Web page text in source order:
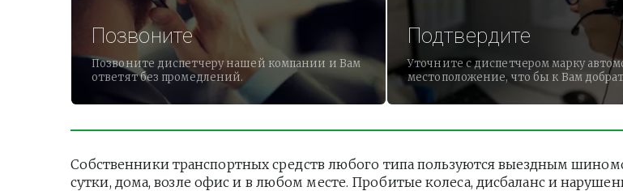
Позвоните
Позвоните диспетчеру нашей компании и Вам
ответят без промедлений.
Подтвердите
Уточните с диспетчером марку
местоположение, что бы к Вам
Собственники транспортных средств любого типа пользуются выездным
сутки, дома, возле офис и в любом месте. Пробитые колеса, дисбаланс и